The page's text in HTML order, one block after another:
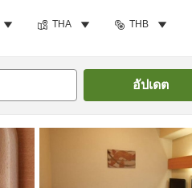
THA THB
อัปเดต
ค้นหาห้องพัก